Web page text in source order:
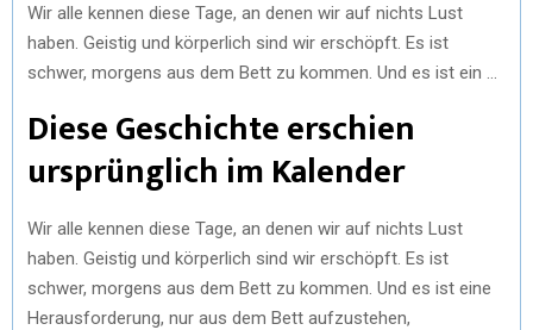
Wir alle kennen diese Tage, an denen wir auf nichts Lust
haben. Geistig und körperlich sind wir erschöpft. Es ist
schwer, morgens aus dem Bett zu kommen. Und es ist ein …
Diese Geschichte erschien
ursprünglich im Kalender
Wir alle kennen diese Tage, an denen wir auf nichts Lust
haben. Geistig und körperlich sind wir erschöpft. Es ist
schwer, morgens aus dem Bett zu kommen. Und es ist eine
Herausforderung, nur aus dem Bett aufzustehen,